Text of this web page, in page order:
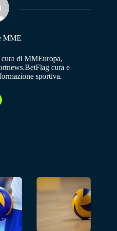
MME
cura di MMEuropa,
cura e
sportiva.